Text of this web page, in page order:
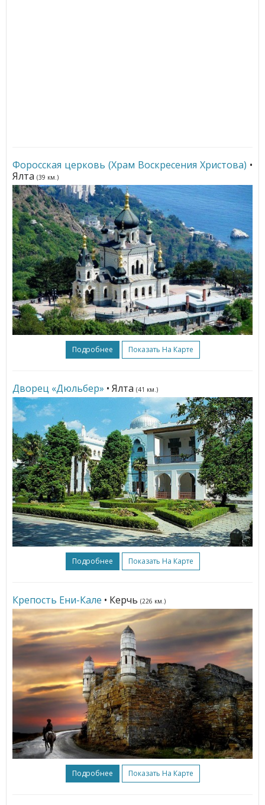
Форосская церковь (Храм Воскресения Христова) •
Ялта (39 км.)
Подробнее Показать На Карте
Дворец «Дюльбер» • Ялта (41 км.)
Подробнее Показать На Карте
Крепость Ени-Кале • Керчь (226 км.)
Подробнее Показать На Карте